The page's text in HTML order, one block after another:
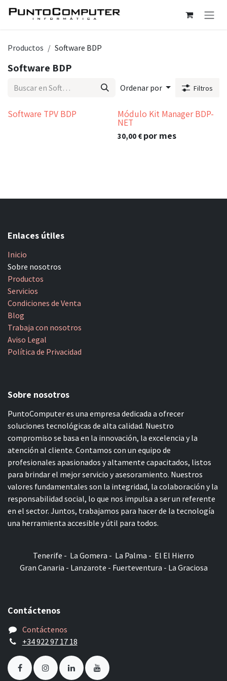
Ir al contenido
Productos Software BDP
Software BDP
Ordenar por Filtros
Software TPV BDP Módulo Kit Manager BDP-
NET
30,00€ por mes
Enlaces útiles
Inicio
Sobre nosotros
Productos
Servicios
Condiciones de Venta
Blog
Trabaja con nosotros
Aviso Legal
Política de Privacidad
Sobre nosotros
PuntoComputer es una empresa dedicada a ofrecer
soluciones tecnológicas de alta calidad. Nuestro
compromiso se basa en la innovación, la excelencia y la
atención al cliente. Contamos con un equipo de
profesionales apasionados y altamente capacitados, listos
para brindar el mejor servicio y asesoramiento. Nuestros
valores fundamentales son la integridad, la colaboración y la
responsabilidad social, lo que nos impulsa a ser un referente
en el sector. Juntos, trabajamos para hacer de la tecnología
una herramienta accesible y útil para todos.
Tenerife - La Gomera - La Palma - El El Hierro
Gran Canaria - Lanzarote - Fuerteventura - La Graciosa
Contáctenos
Contáctenos
+34 922 97 17 18